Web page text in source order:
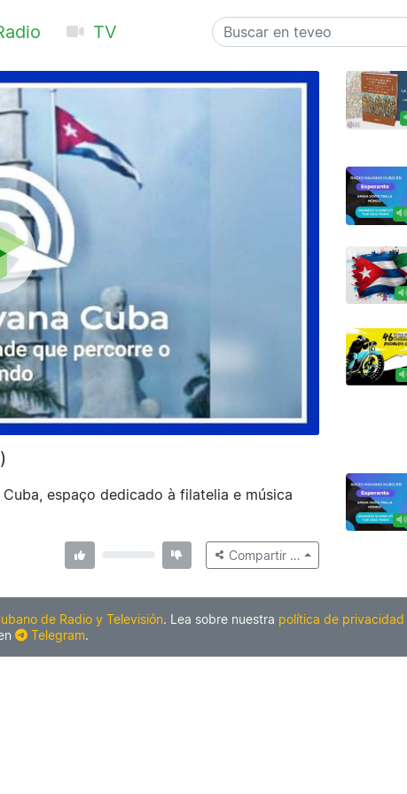
TV
espaço dedicado à filatelia e música
Compartir …
de Radio y Televisión. Lea sobre nuestra política de privacidad
Telegram.